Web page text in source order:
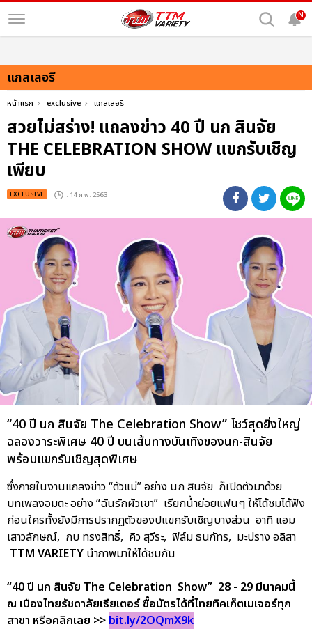
N
แกลเลอรี
หน้าแรก exclusive แกลเลอรี
สวยไม่สร่าง! แถลงข่าว 40 ปี นก สินจัย
THE CELEBRATION SHOW แขกรับเชิญ
เพียบ
EXCLUSIVE : 14 ก.พ. 2563
“40 ปี นก สินจัย The Celebration Show” โชว์สุดยิ่งใหญ่
ฉลองวาระพิเศษ 40 ปี บนเส้นทางบันเทิงของนก-สินจัย
พร้อมแขกรับเชิญสุดพิเศษ
ซึ่งภายในงานแถลงข่าว “ตัวแม่” อย่าง นก สินจัย ก็เปิดตัวมาด้วย
บทเพลงอมตะ อย่าง “ฉันรักผัวเขา” เรียกน้ำย่อยแฟนๆ ให้ได้ชมได้ฟัง
ก่อนใครทั้งยังมีการปรากฏตัวของปแขกรับเชิญบางส่วน อาทิ แอม
เสาวลักษณ์, กบ ทรงสิทธิ์, คิว สุวีระ, ฟิล์ม ธนภัทร, มะปราง อลิสา
TTM VARIETY นำภาพมาให้ได้ชมกัน
“40 ปี นก สินจัย The Celebration Show” 28 - 29 มีนาคมนี้
ณ เมืองไทยรัชดาลัยเธียเตอร์ ซื้อบัตรได้ที่ไทยทิคเก็ตเมเจอร์ทุก
สาขา หรือคลิกเลย >> bit.ly/2OQmX9k